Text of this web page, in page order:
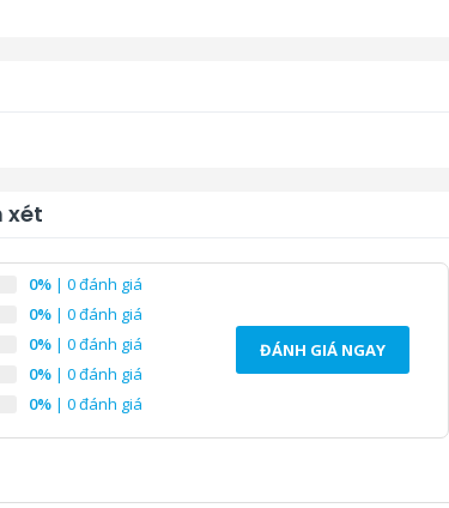
xét
0% | 0 đánh giá
0% | 0 đánh giá
0% | 0 đánh giá
0% | 0 đánh giá
0% | 0 đánh giá
ĐÁNH GIÁ NGAY